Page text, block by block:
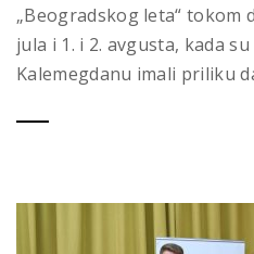
„Beogradskog leta“ tokom
jula i 1. i 2. avgusta, kada
Kalemegdanu imali priliku